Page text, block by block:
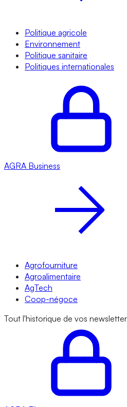
Politique agricole
Environnement
Politique sanitaire
Politiques internationales
AGRA Business
Agrofourniture
Agroalimentaire
AgTech
Coop-négoce
Tout l'historique de vos